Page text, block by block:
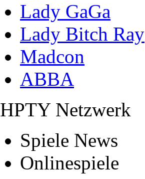
Lady GaGa
Lady Bitch Ray
Madcon
ABBA
HPTY Netzwerk
Spiele News
Onlinespiele